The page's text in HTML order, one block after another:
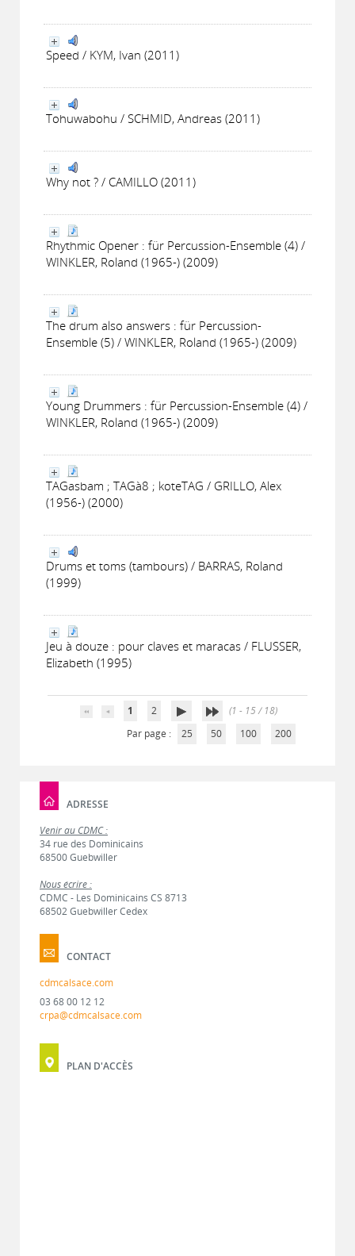
Speed / KYM, Ivan (2011)
Tohuwabohu / SCHMID, Andreas (2011)
Why not ? / CAMILLO (2011)
Rhythmic Opener : für Percussion-Ensemble (4) /
WINKLER, Roland (1965-) (2009)
The drum also answers : für Percussion-
Ensemble (5) / WINKLER, Roland (1965-) (2009)
Young Drummers : für Percussion-Ensemble (4) /
WINKLER, Roland (1965-) (2009)
TAGasbam ; TAGà8 ; koteTAG / GRILLO, Alex
(1956-) (2000)
Drums et toms (tambours) / BARRAS, Roland
(1999)
Jeu à douze : pour claves et maracas / FLUSSER,
Elizabeth (1995)
1 2
(1 - 15 / 18)
Par page :
25 50 100 200
ADRESSE
Venir au CDMC :
34 rue des Dominicains
68500 Guebwiller
Nous écrire :
CDMC - Les Dominicains CS 8713
68502 Guebwiller Cedex
CONTACT
cdmcalsace.com
03 68 00 12 12
crpa@cdmcalsace.com
PLAN D'ACCÈS